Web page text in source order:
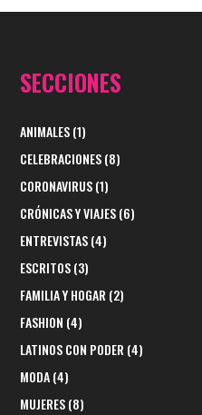
SECCIONES
ANIMALES(1)
CELEBRACIONES(8)
CORONAVIRUS(1)
CRÓNICAS Y VIAJES(6)
ENTREVISTAS(4)
ESCRITOS(3)
FAMILIA Y HOGAR (2)
FASHION (4)
LATINOS CON PODER (4)
MODA(4)
MUJERES(8)